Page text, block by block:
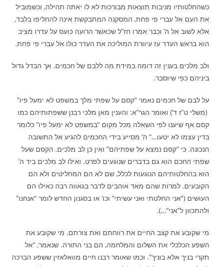
כשהחלטותיו מניבות תוצאות מבורכות לא לו יאתה תהילה, וכשמוביל
את העם אל עברי פי פחת, המסקנה המתבקשת אינה להחליפו בלבד,
אלא לשוב אל ה’ וכבר אמרו חז”ל שכאשר הרועה כועס על עדרו מציב
הוא בראש העדר עז עיוורת המוליכה את העדר כולו אל עברי פי פחת.
ולב מלכים בענין זה דומה במידת מה ללבם של חכמים. אך הבדל גדול
ביניהם כפי שיוסבר.
על לבם של חכמים נאמר “קסם על שפתי מלך במשפט לא ימעל פיו”
(משלי ט”ז ד’) ואומר הגר”א: והענין מאן מלכי רבנן ששפתותיהם כמו
קסם אף שיענו לפי השאלה מכל מקום “במשפט לא ימעל פיו” כלומר
בדין עצמו לא יטעו…” ה’ מסייע בידי החכמים להגיע אל התשובה
הנכונה. כי “קסם נמצא על שפתיהם” ואין כן לב מלכים. הקסם שעל
שפתי החכם הוא גם בדברים שנוגעים לפרט. ואילו לב מלכים ביד ה’
הוא בהחלטותיהם הנוגעות לכלל, שם לא הם המחליטים ולא הם
הקובעים. למרות שהם מאד אוהבים לדבר בגאווה רבה כאילו הם
העושים (“אני החלטתי ואני עשיתי” וכו’ או בסגנון החדש לומר “אנחנו”
ולהתכוון ל”אני”…).
מי שקובע את קצב החיים את רווחתם ואת צורתם. מי שקובע את
השפע הכלכלי את השלום והמלחמה, הם בני התורה. שנאמר, “אל
תקרי בניך אלא בוניך”. וכמו שאומר רבנו חיים מוואלאזין ששפע הברכה